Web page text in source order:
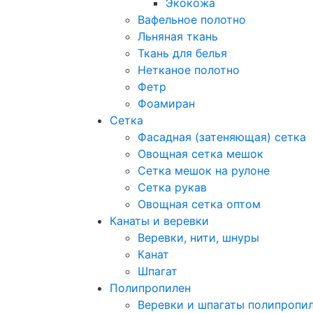
Экокожа
Вафельное полотно
Льняная ткань
Ткань для белья
Нетканое полотно
Фетр
Фоамиран
Сетка
Фасадная (затеняющая) сетка
Овощная сетка мешок
Сетка мешок на рулоне
Сетка рукав
Овощная сетка оптом
Канаты и веревки
Веревки, нити, шнуры
Канат
Шпагат
Полипропилен
Веревки и шпагаты